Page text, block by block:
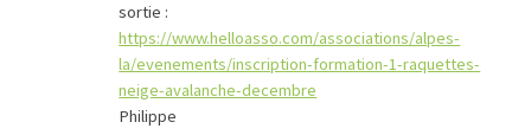
sortie :
https://www.helloasso.com/associations/alpes-
la/evenements/inscription-formation-1-raquettes-
neige-avalanche-decembre
Philippe